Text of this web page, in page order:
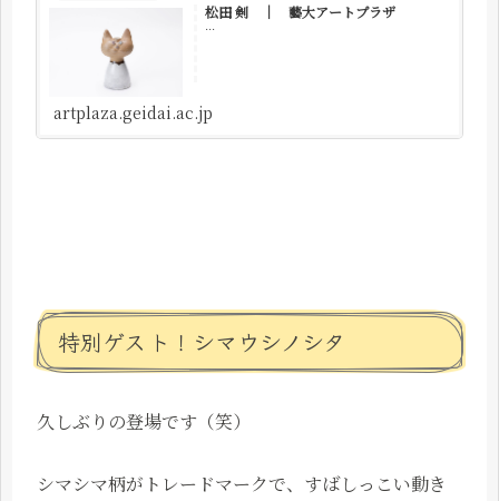
松田 剣 ｜ 藝大アートプラザ
...
artplaza.geidai.ac.jp
特別ゲスト！シマウシノシタ
久しぶりの登場です（笑）
シマシマ柄がトレードマークで、すばしっこい動き